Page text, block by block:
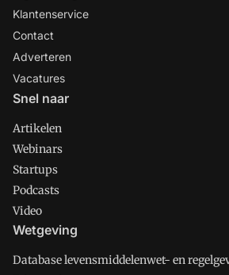
Klantenservice
Contact
Adverteren
Vacatures
Snel naar
Artikelen
Webinars
Startups
Podcasts
Video
Wetgeving
Database levensmiddelenwet- en